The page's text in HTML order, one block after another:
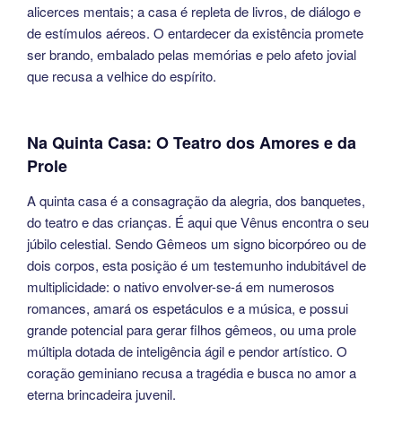
alicerces mentais; a casa é repleta de livros, de diálogo e
de estímulos aéreos. O entardecer da existência promete
ser brando, embalado pelas memórias e pelo afeto jovial
que recusa a velhice do espírito.
Na Quinta Casa: O Teatro dos Amores e da
Prole
A quinta casa é a consagração da alegria, dos banquetes,
do teatro e das crianças. É aqui que Vênus encontra o seu
júbilo celestial. Sendo Gêmeos um signo bicorpóreo ou de
dois corpos, esta posição é um testemunho indubitável de
multiplicidade: o nativo envolver-se-á em numerosos
romances, amará os espetáculos e a música, e possui
grande potencial para gerar filhos gêmeos, ou uma prole
múltipla dotada de inteligência ágil e pendor artístico. O
coração geminiano recusa a tragédia e busca no amor a
eterna brincadeira juvenil.